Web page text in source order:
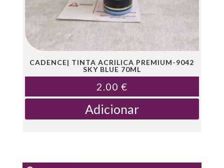
CADENCE| TINTA ACRILICA PREMIUM-9042
SKY BLUE 70ML
2.00 €
Adicionar